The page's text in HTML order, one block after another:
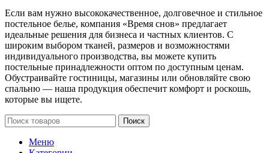
Если вам нужно высококачественное, долговечное и стильное
постельное белье, компания «Время снов» предлагает
идеальные решения для бизнеса и частных клиентов. С
широким выбором тканей, размеров и возможностями
индивидуального производства, вы можете купить
постельные принадлежности оптом по доступным ценам.
Обустраивайте гостиницы, магазины или обновляйте свою
спальню — наша продукция обеспечит комфорт и роскошь,
которые вы ищете.
Поиск
Меню